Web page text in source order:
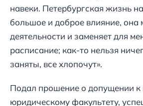
навеки. Петербургская жизнь
большое и доброе влияние, она
деятельности и заменяет для
расписание; как-то нельзя
заняты, все хлопочут».
Подал прошение о допущении к
юридическому факультету,